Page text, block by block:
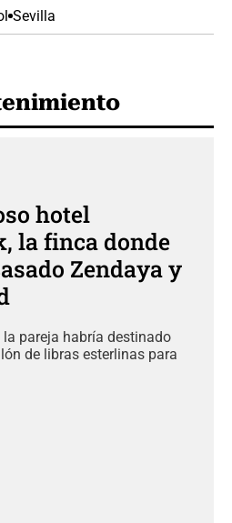
Sevilla
hotel
la finca donde
Zendaya y
pareja habría destinado
de libras esterlinas para